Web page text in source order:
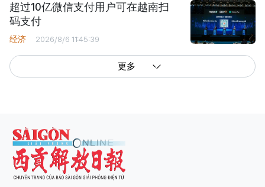
超过10亿微信支付用户可在越南扫
码支付
经济 2026/8/6 11:45:39
更多